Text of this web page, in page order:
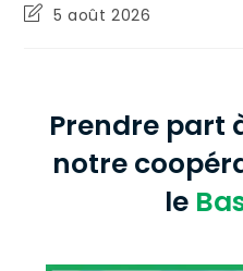
5 août 2026
Prendre part
notre
le